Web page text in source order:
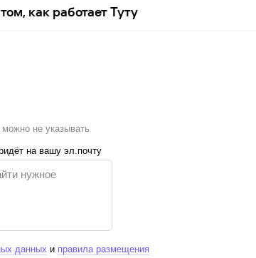
как работает Туту
можно не указывать
на вашу эл.почту
данных и правила размещения